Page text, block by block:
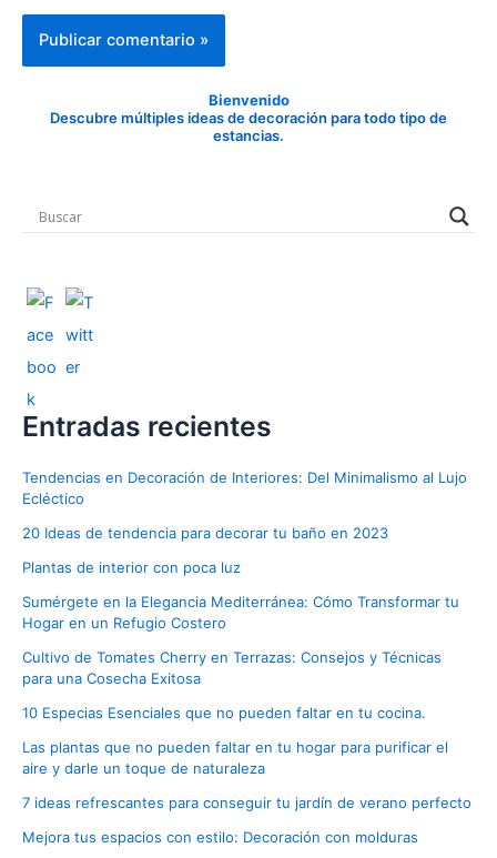
Bienvenido
Descubre múltiples ideas de decoración para todo tipo de
estancias.
Entradas recientes
Tendencias en Decoración de Interiores: Del Minimalismo al Lujo
Ecléctico
20 Ideas de tendencia para decorar tu baño en 2023
Plantas de interior con poca luz
Sumérgete en la Elegancia Mediterránea: Cómo Transformar tu
Hogar en un Refugio Costero
Cultivo de Tomates Cherry en Terrazas: Consejos y Técnicas
para una Cosecha Exitosa
10 Especias Esenciales que no pueden faltar en tu cocina.
Las plantas que no pueden faltar en tu hogar para purificar el
aire y darle un toque de naturaleza
7 ideas refrescantes para conseguir tu jardín de verano perfecto
Mejora tus espacios con estilo: Decoración con molduras